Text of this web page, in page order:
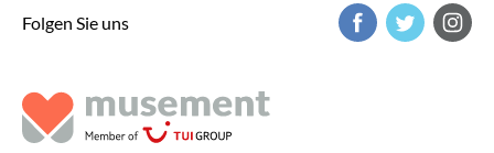
Folgen Sie uns